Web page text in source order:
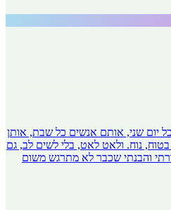
יום שני, אותם אנשים כל שבת, אותן
בטוח, נוח. ולאט לאט, בלי לשים לב, גם
והבנתי שכבר לא מתרגש משום